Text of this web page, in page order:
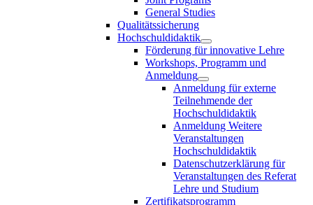
General Studies
Qualitätssicherung
Hochschuldidaktik
Förderung für innovative Lehre
Workshops, Programm und
Anmeldung
Anmeldung für externe
Teilnehmende der
Hochschuldidaktik
Anmeldung Weitere
Veranstaltungen
Hochschuldidaktik
Datenschutzerklärung für
Veranstaltungen des Referat
Lehre und Studium
Zertifikatsprogramm